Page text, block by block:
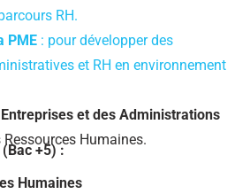
RH.
PME : pour développer des
et RH en environnement
et des Administrations
Humaines.
(Bac +5) :
Humaines